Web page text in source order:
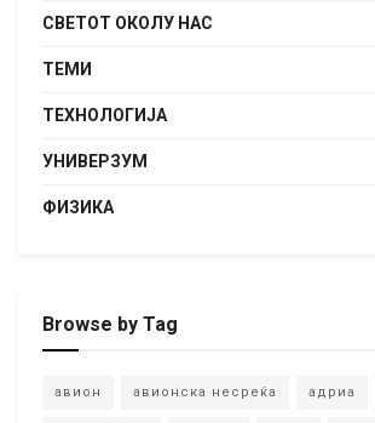
СВЕТОТ ОКОЛУ НАС
ТЕМИ
ТЕХНОЛОГИЈА
УНИВЕРЗУМ
ФИЗИКА
Browse by Tag
авион авионска несреќа адриа